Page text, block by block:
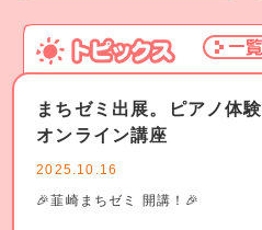
まちゼミ出展。ピアノ
オンライン講座
2025.10.16
🎉韮崎まちゼミ 開講！🎉